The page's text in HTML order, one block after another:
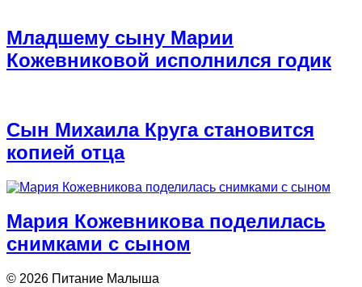
Младшему сыну Марии
Кожевниковой исполнился годик
Сын Михаила Круга становится
копией отца
Мария Кожевникова поделилась
снимками с сыном
© 2026 Питание Малыша